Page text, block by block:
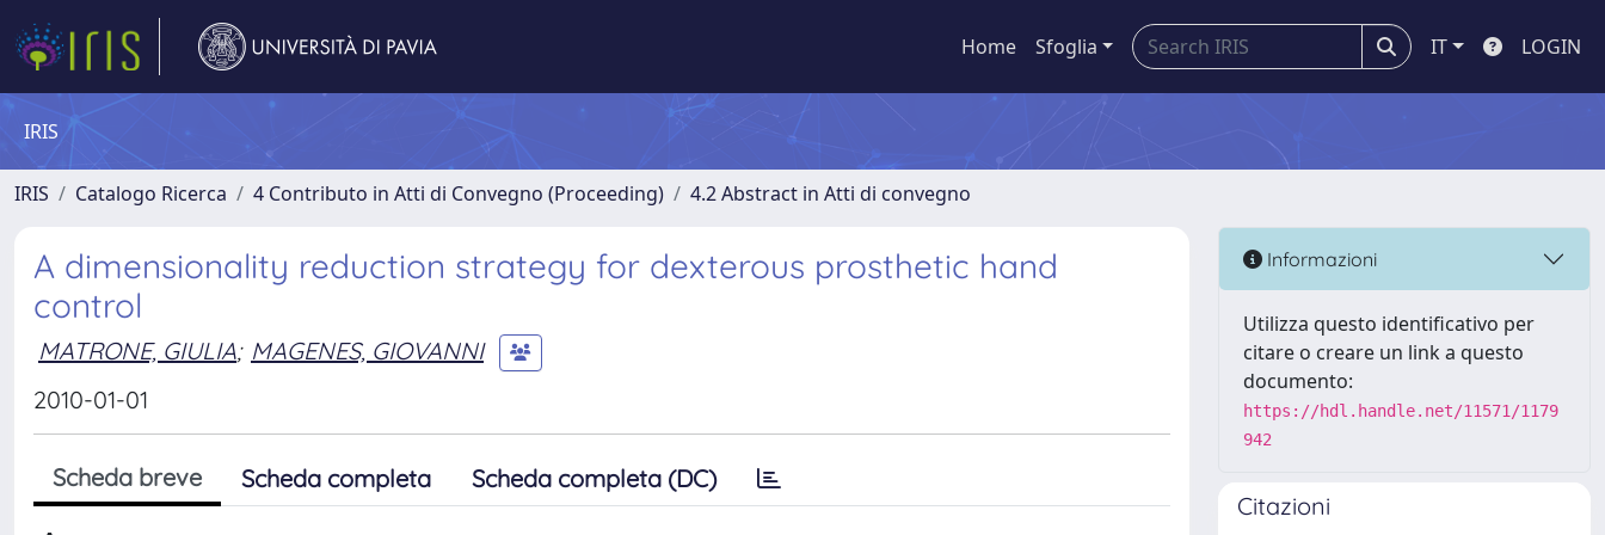
Home Sfoglia IT LOGIN
IRIS
IRIS Catalogo Ricerca 4 Contributo in Atti di Convegno (Proceeding) 4.2 Abstract in Atti di convegno
A dimensionality reduction strategy for dexterous prosthetic hand
control
MATRONE, GIULIA; MAGENES, GIOVANNI
2010-01-01
Scheda breve Scheda completa Scheda completa (DC)
Informazioni
Utilizza questo identificativo per
citare o creare un link a questo
documento:
https://hdl.handle.net/11571/1179
942
Citazioni